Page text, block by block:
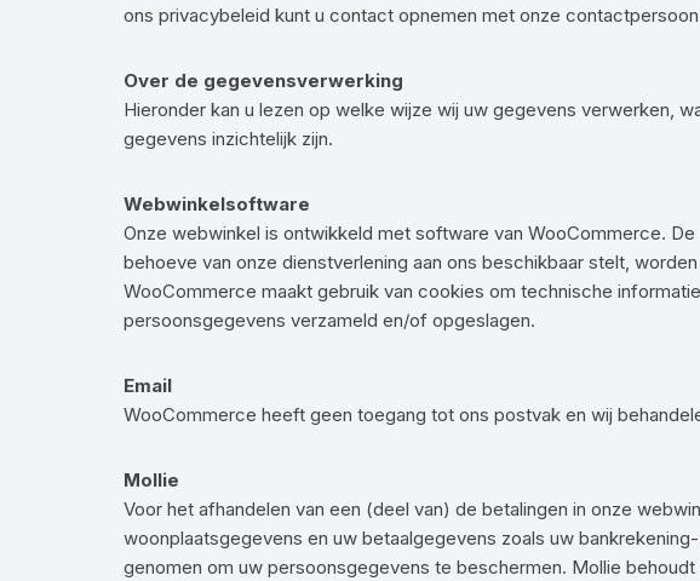
ons privacybeleid kunt u contact opnemen met onze
Over de gegevensverwerking
Hieronder kan u lezen op welke wijze wij uw gegevens verwerken,
gegevens inzichtelijk zijn.
Webwinkelsoftware
Onze webwinkel is ontwikkeld met software van WooCommerce.
behoeve van onze dienstverlening aan ons beschikbaar stelt,
WooCommerce maakt gebruik van cookies om technische
persoonsgegevens verzameld en/of opgeslagen.
Email
WooCommerce heeft geen toegang tot ons postvak en wij
Mollie
Voor het afhandelen van een (deel van) de betalingen in onze
woonplaatsgegevens en uw betaalgegevens zoals uw
genomen om uw persoonsgegevens te beschermen. Mollie